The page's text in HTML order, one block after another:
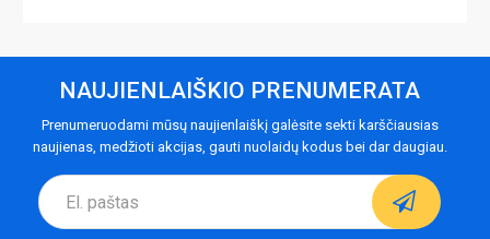
NAUJIENLAIŠKIO PRENUMERATA
Prenumeruodami mūsų naujienlaiškį galėsite sekti karščiausias
naujienas, medžioti akcijas, gauti nuolaidų kodus bei dar daugiau.